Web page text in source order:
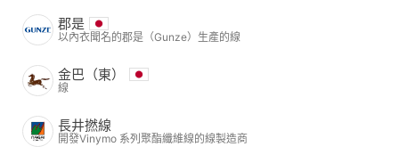
郡是
以內衣聞名的郡是（Gunze）生產的線
金巴（東）
線
長井撚線
開發Vinymo 系列聚酯纖維線的線製造商